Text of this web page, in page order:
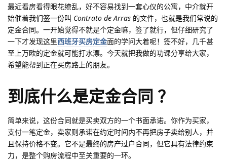
最近看房看得眼花缭乱，好不容易找到一套心仪的公寓，中介就开
始催着我们签一份叫 Contrato de Arras 的文件，也就是我们常说的
定金合同。一开始觉得不就是个定金嘛，签了就行，但仔细研究了
一下才发现这里西班牙买房定金面的学问大着呢！签不好，几千甚
至上万欧的定金就可能打水漂。今天就把我做的功课分享给大家，
希望能帮到正在买房路上的朋友。
到底什么是定金合同 ？
简单来说，这份合同就是买卖双方的一个书面承诺。你作为买家，
支付一笔定金，卖家则承诺在约定时间内不再把房子卖给别人，并
且保持价格不变。它不是最终的房产过户合同，但它具有法律约束
力，是整个购房流程中至关重要的一环。